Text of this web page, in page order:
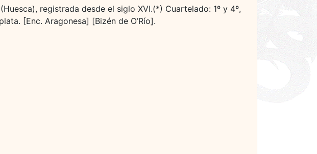
registrada desde el siglo XVI.(*) Cuartelado: 1º y 4º,
[Enc. Aragonesa] [Bizén de O’Río].